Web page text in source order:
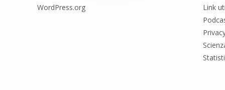
WordPress.org
Link